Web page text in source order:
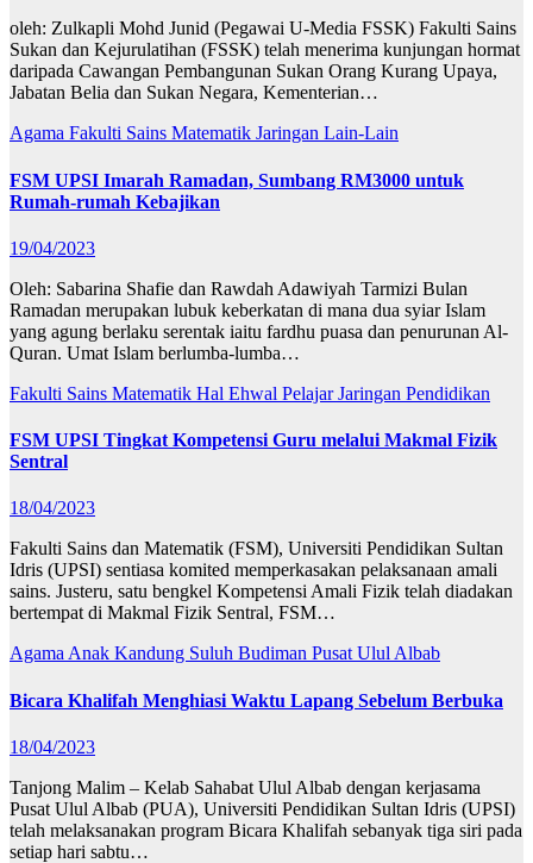
oleh: Zulkapli Mohd Junid (Pegawai U-Media FSSK) Fakulti Sains
Sukan dan Kejurulatihan (FSSK) telah menerima kunjungan hormat
daripada Cawangan Pembangunan Sukan Orang Kurang Upaya,
Jabatan Belia dan Sukan Negara, Kementerian…
Agama Fakulti Sains Matematik Jaringan Lain-Lain
FSM UPSI Imarah Ramadan, Sumbang RM3000 untuk
Rumah-rumah Kebajikan
19/04/2023
Oleh: Sabarina Shafie dan Rawdah Adawiyah Tarmizi Bulan
Ramadan merupakan lubuk keberkatan di mana dua syiar Islam
yang agung berlaku serentak iaitu fardhu puasa dan penurunan Al-
Quran. Umat Islam berlumba-lumba…
Fakulti Sains Matematik Hal Ehwal PelajarJaringan Pendidikan
FSM UPSI Tingkat Kompetensi Guru melalui Makmal Fizik
Sentral
18/04/2023
Fakulti Sains dan Matematik (FSM), Universiti Pendidikan Sultan
Idris (UPSI) sentiasa komited memperkasakan pelaksanaan amali
sains. Justeru, satu bengkel Kompetensi Amali Fizik telah diadakan
bertempat di Makmal Fizik Sentral, FSM…
AgamaAnak Kandung Suluh Budiman Pusat Ulul Albab
Bicara Khalifah Menghiasi Waktu Lapang Sebelum Berbuka
18/04/2023
Tanjong Malim – Kelab Sahabat Ulul Albab dengan kerjasama
Pusat Ulul Albab (PUA), Universiti Pendidikan Sultan Idris (UPSI)
telah melaksanakan program Bicara Khalifah sebanyak tiga siri pada
setiap hari sabtu…